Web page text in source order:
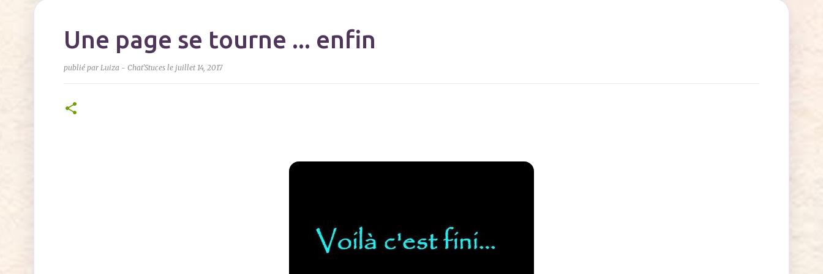
Une page se tourne ... enfin
publié par Luiza - Chat'Stuces le juillet 14, 2017